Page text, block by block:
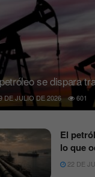
se dispara
DE JULIO DE 2026 601
El
lo que
22 DE